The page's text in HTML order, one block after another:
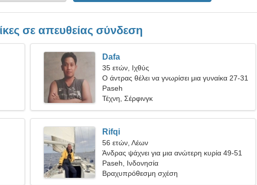
σε απευθείας σύνδεση
Dafa
35 ετών, Ιχθύς
Ο άντρας θέλει να γνωρίσει μια γυναίκα 27-31
Paseh
Τέχνη, Σέρφινγκ
Rifqi
56 ετών, Λέων
Άνδρας ψάχνει για μια ανώτερη κυρία 49-51
Paseh, Ινδονησία
Βραχυπρόθεσμη σχέση